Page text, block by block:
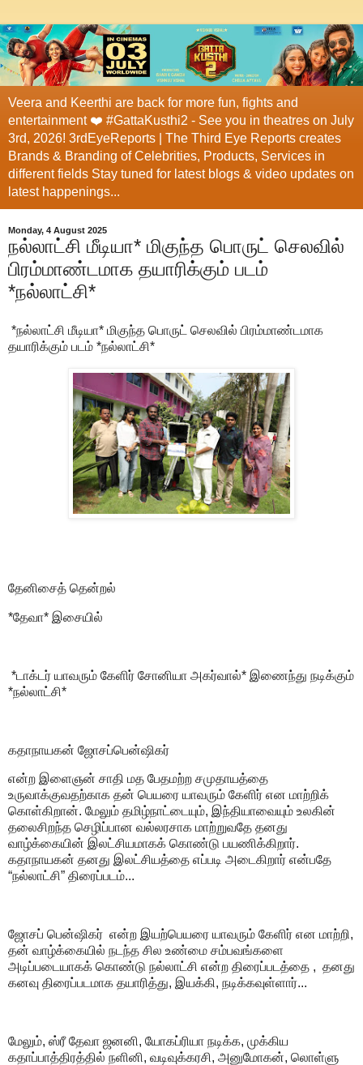
Veera and Keerthi are back for more fun, fights and
entertainment ❤️ #GattaKusthi2 - See you in theatres on July
3rd, 2026! 3rdEyeReports | The Third Eye Reports creates
Brands & Branding of Celebrities, Products, Services in
different fields Stay tuned for latest blogs & video updates on
latest happenings...
Monday, 4 August 2025
நல்லாட்சி மீடியா* மிகுந்த பொருட் செலவில்
பிரம்மாண்டமாக தயாரிக்கும் படம்
*நல்லாட்சி*
*நல்லாட்சி மீடியா* மிகுந்த பொருட் செலவில் பிரம்மாண்டமாக
தயாரிக்கும் படம் *நல்லாட்சி*
தேனிசைத் தென்றல்
*தேவா* இசையில்
*டாக்டர் யாவரும் கேளிர் சோனியா அகர்வால்* இணைந்து நடிக்கும்
*நல்லாட்சி*
கதாநாயகன் ஜோசப்பென்ஷிகர்
என்ற இளைஞன் சாதி மத பேதமற்ற சமுதாயத்தை
உருவாக்குவதற்காக தன் பெயரை யாவரும் கேளிர் என மாற்றிக்
கொள்கிறான். மேலும் தமிழ்நாட்டையும், இந்தியாவையும் உலகின்
தலைசிறந்த செழிப்பான வல்லரசாக மாற்றுவதே தனது
வாழ்க்கையின் இலட்சியமாகக் கொண்டு பயணிக்கிறார்.
கதாநாயகன் தனது இலட்சியத்தை எப்படி அடைகிறார் என்பதே
“நல்லாட்சி” திரைப்படம்...
ஜோசப் பென்ஷிகர் என்ற இயற்பெயரை யாவரும் கேளிர் என மாற்றி,
தன் வாழ்க்கையில் நடந்த சில உண்மை சம்பவங்களை
அடிப்படையாகக் கொண்டு நல்லாட்சி என்ற திரைப்படத்தை , தனது
கனவு திரைப்படமாக தயாரித்து, இயக்கி, நடிக்கவுள்ளார்...
மேலும், ஸ்ரீ தேவா ஜனனி, யோகப்ரியா நடிக்க, முக்கிய
கதாப்பாத்திரத்தில் நளினி, வடிவுக்கரசி, அனுமோகன், லொள்ளு